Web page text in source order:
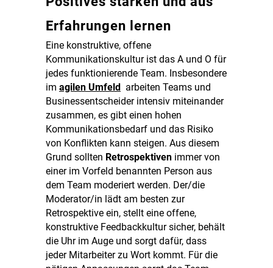
Erfahrungen lernen
Eine konstruktive, offene
Kommunikationskultur ist das A und O für
jedes funktionierende Team. Insbesondere
im agilen Umfeld arbeiten Teams und
Businessentscheider intensiv miteinander
zusammen, es gibt einen hohen
Kommunikationsbedarf und das Risiko
von Konflikten kann steigen. Aus diesem
Grund sollten Retrospektiven immer von
einer im Vorfeld benannten Person aus
dem Team moderiert werden. Der/die
Moderator/in lädt am besten zur
Retrospektive ein, stellt eine offene,
konstruktive Feedbackkultur sicher, behält
die Uhr im Auge und sorgt dafür, dass
jeder Mitarbeiter zu Wort kommt. Für die